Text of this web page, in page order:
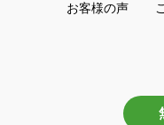
お客様の声